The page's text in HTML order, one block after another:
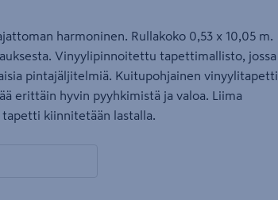
harmoninen. Rullakoko 0,53 x 10,05 m.
Vinyylipinnoitettu tapettimallisto, jossa
pintajäljitelmiä. Kuitupohjainen vinyylitapetti
erittäin hyvin pyyhkimistä ja valoa. Liima
tapetti kiinnitetään lastalla.